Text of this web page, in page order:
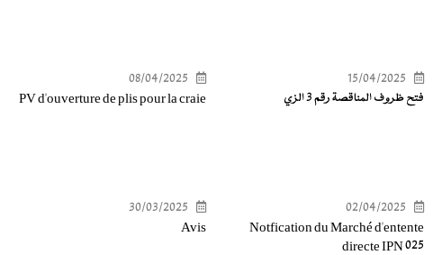
15/04/2025
فتح ظروف المناقصة رقم 3 الزي
08/04/2025
PV d'ouverture de plis pour la craie
02/04/2025
Notfication du Marché d'entente
directe IPN 025
30/03/2025
Avis